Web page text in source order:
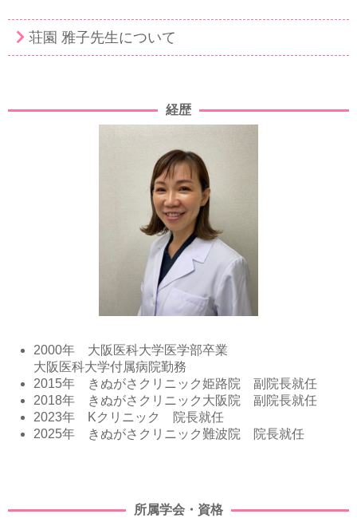
荘園 雅子先生について
経歴
2000年 大阪医科大学医学部卒業
大阪医科大学付属病院勤務
2015年 きぬがさクリニック姫路院 副院長就任
2018年 きぬがさクリニック大阪院 副院長就任
2023年 Kクリニック 院長就任
2025年 きぬがさクリニック難波院 院長就任
所属学会・資格